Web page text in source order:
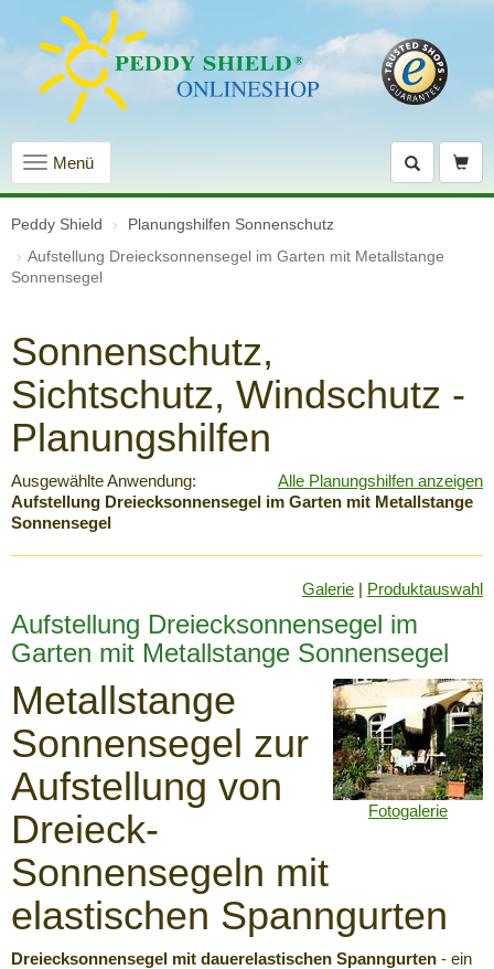
Navigation
einblenden
Menü
Peddy Shield
Planungshilfen Sonnenschutz
Aufstellung Dreiecksonnensegel im Garten mit Metallstange
Sonnensegel
Sonnenschutz,
Sichtschutz, Windschutz -
Planungshilfen
Alle Planungshilfen anzeigen
Ausgewählte Anwendung:
Aufstellung Dreiecksonnensegel im Garten mit Metallstange
Sonnensegel
Galerie | Produktauswahl
Aufstellung Dreiecksonnensegel im
Garten mit Metallstange Sonnensegel
Fotogalerie
Metallstange
Sonnensegel zur
Aufstellung von
Dreieck-
Sonnensegeln mit
elastischen Spanngurten
Dreiecksonnensegel mit dauerelastischen Spanngurten - ein